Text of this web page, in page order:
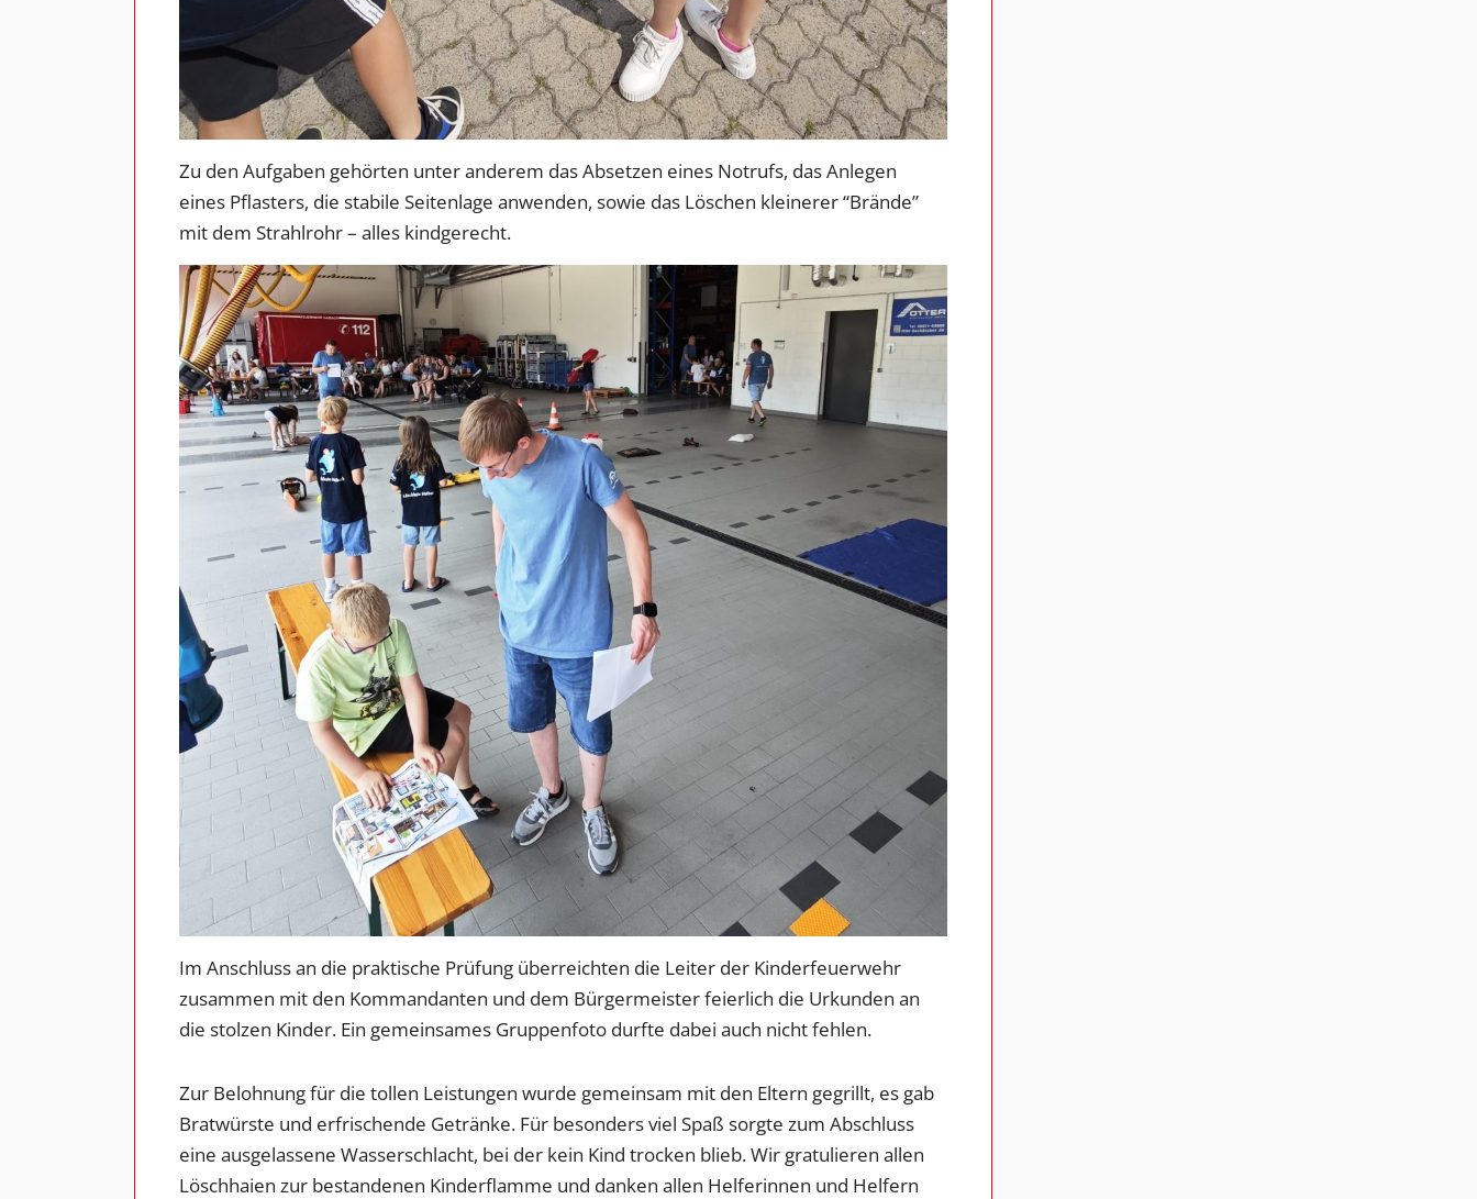
Zu den Aufgaben gehörten unter anderem das Absetzen eines Notrufs, das Anlegen
eines Pflasters, die stabile Seitenlage anwenden, sowie das Löschen kleinerer “Brände”
mit dem Strahlrohr – alles kindgerecht.
Im Anschluss an die praktische Prüfung überreichten die Leiter der Kinderfeuerwehr
zusammen mit den Kommandanten und dem Bürgermeister feierlich die Urkunden an
die stolzen Kinder. Ein gemeinsames Gruppenfoto durfte dabei auch nicht fehlen.
Zur Belohnung für die tollen Leistungen wurde gemeinsam mit den Eltern gegrillt, es gab
Bratwürste und erfrischende Getränke. Für besonders viel Spaß sorgte zum Abschluss
eine ausgelassene Wasserschlacht, bei der kein Kind trocken blieb. Wir gratulieren allen
Löschhaien zur bestandenen Kinderflamme und danken allen Helferinnen und Helfern